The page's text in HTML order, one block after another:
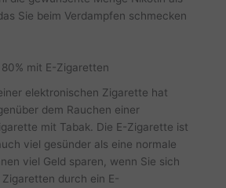
Sie beim Verdampfen schmecken
mit E-Zigaretten
elektronischen Zigarette hat
dem Rauchen einer
mit Tabak. Die E-Zigarette ist
viel gesünder als eine normale
viel Geld sparen, wenn Sie sich
durch ein E-